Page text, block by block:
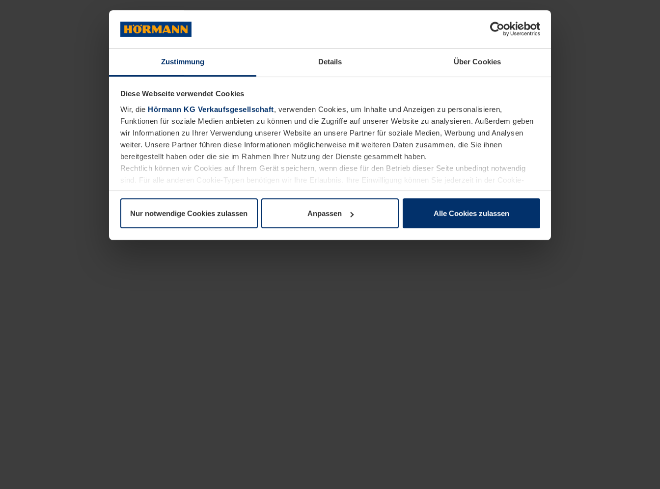
Zustimmung Details Über Cookies
Diese Webseite verwendet Cookies
Wir, die Hörmann KG Verkaufsgesellschaft, verwenden Cookies, um Inhalte und Anzeigen zu personalisieren,
Funktionen für soziale Medien anbieten zu können und die Zugriffe auf unserer Website zu analysieren. Außerdem geben
wir Informationen zu Ihrer Verwendung unserer Website an unsere Partner für soziale Medien, Werbung und Analysen
weiter. Unsere Partner führen diese Informationen möglicherweise mit weiteren Daten zusammen, die Sie ihnen
bereitgestellt haben oder die sie im Rahmen Ihrer Nutzung der Dienste gesammelt haben.
Rechtlich können wir Cookies auf Ihrem Gerät speichern, wenn diese für den Betrieb dieser Seite unbedingt notwendig
sind. Für alle anderen Cookie-Typen benötigen wir Ihre Erlaubnis. Ihre Einwilligung können Sie jederzeit in der Cookie-
Erläuterung auf der SeiteDatenschutzerklärungunserer Website ändern oder widerrufen.
Nur notwendige Cookies zulassen Anpassen Alle Cookies zulassen